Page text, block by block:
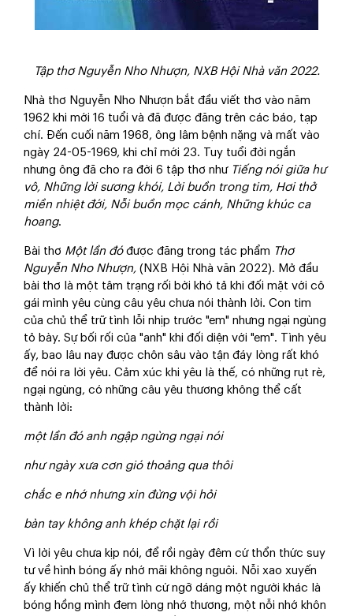
Tập thơ Nguyễn Nho Nhượn, NXB Hội Nhà văn 2022.
Nhà thơ Nguyễn Nho Nhượn bắt đầu viết thơ vào năm
1962 khi mới 16 tuổi và đã được đăng trên các báo, tạp
chí. Đến cuối năm 1968, ông lâm bệnh nặng và mất vào
ngày 24-05-1969, khi chỉ mới 23. Tuy tuổi đời ngắn
nhưng ông đã cho ra đời 6 tập thơ như Tiếng nói giữa hư
vô, Những lời sương khói, Lời buồn trong tim, Hơi thở
miền nhiệt đới, Nỗi buồn mọc cánh, Những khúc ca
hoang.
Bài thơ Một lần đóđược đăng trong tác phẩm Thơ
Nguyễn Nho Nhượn, (NXB Hội Nhà văn 2022). Mở đầu
bài thơ là một tâm trạng rối bời khó tả khi đối mặt với cô
gái mình yêu cùng câu yêu chưa nói thành lời. Con tim
của chủ thể trữ tình lỗi nhịp trước "em" nhưng ngại ngùng
tỏ bày. Sự bối rối của "anh" khi đối diện với "em". Tình yêu
ấy, bao lâu nay được chôn sâu vào tận đáy lòng rất khó
để nói ra lời yêu. Cảm xúc khi yêu là thế, có những rụt rè,
ngại ngùng, có những câu yêu thương không thể cất
thành lời:
một lần đó anh ngập ngừng ngại nói
như ngày xưa cơn gió thoảng qua thôi
chắc e nhớ nhưng xin đừng vội hỏi
bàn tay không anh khép chặt lại rồi
Vì lời yêu chưa kịp nói, để rồi ngày đêm cứ thổn thức suy
tư về hình bóng ấy nhớ mãi không nguôi. Nỗi xao xuyến
ấy khiến chủ thể trữ tình cứ ngỡ dáng một người khác là
bóng hồng mình đem lòng nhớ thương, một nỗi nhớ khôn